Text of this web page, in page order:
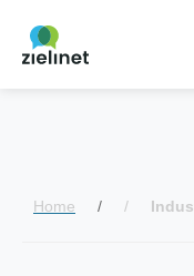
Home /